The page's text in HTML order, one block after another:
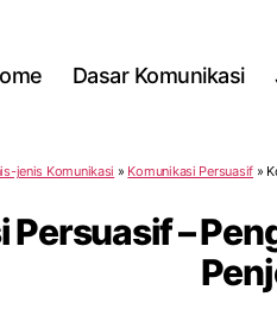
Dasar Komunikasi
jenis Komunikasi » Komunikasi Persuasif »
–